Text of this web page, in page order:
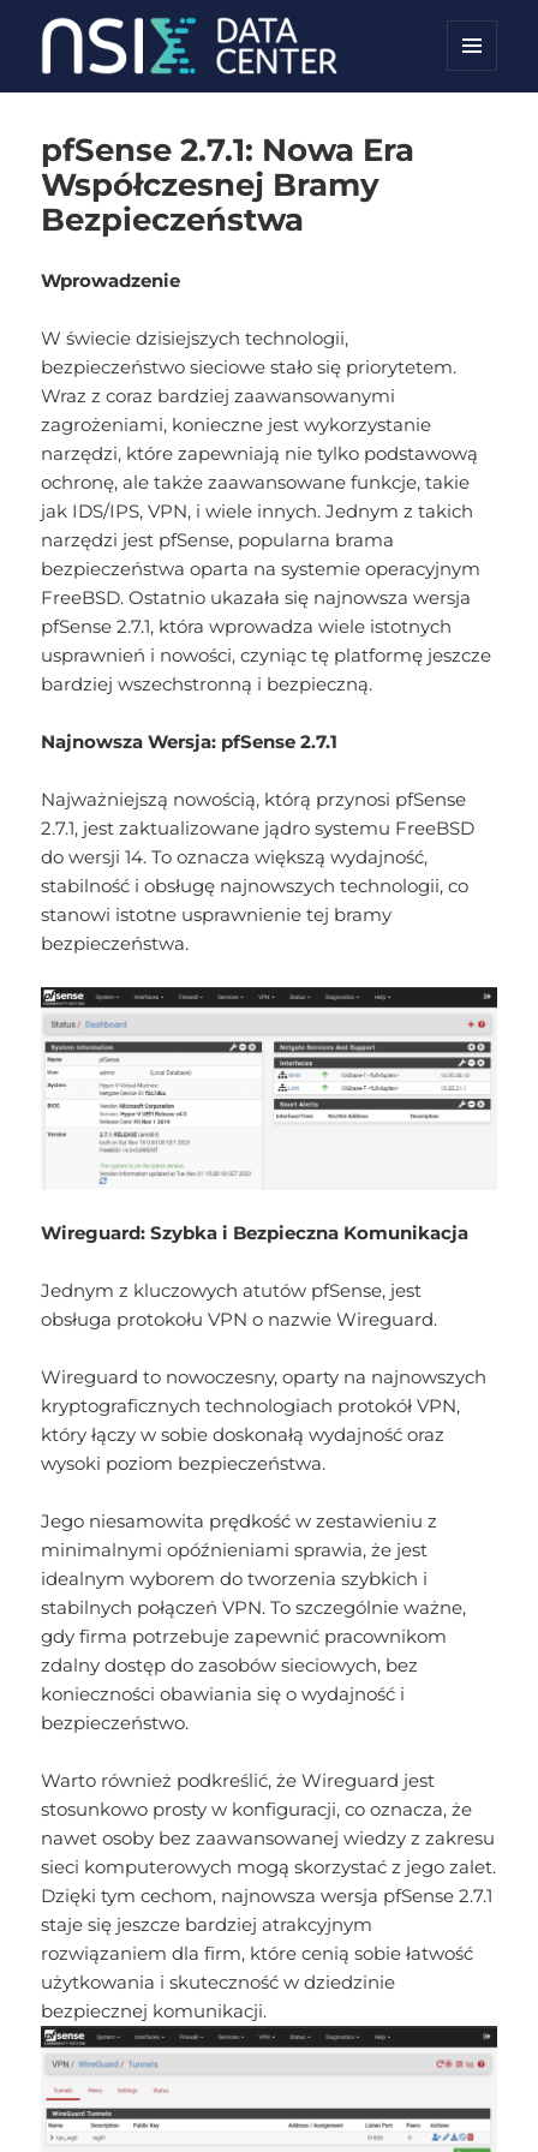
pfSense 2.7.1: Nowa Era
Współczesnej Bramy
Bezpieczeństwa
Wprowadzenie
W świecie dzisiejszych technologii,
bezpieczeństwo sieciowe stało się priorytetem.
Wraz z coraz bardziej zaawansowanymi
zagrożeniami, konieczne jest wykorzystanie
narzędzi, które zapewniają nie tylko podstawową
ochronę, ale także zaawansowane funkcje, takie
jak IDS/IPS, VPN, i wiele innych. Jednym z takich
narzędzi jest pfSense, popularna brama
bezpieczeństwa oparta na systemie operacyjnym
FreeBSD. Ostatnio ukazała się najnowsza wersja
pfSense 2.7.1, która wprowadza wiele istotnych
usprawnień i nowości, czyniąc tę platformę jeszcze
bardziej wszechstronną i bezpieczną.
Najnowsza Wersja: pfSense 2.7.1
Najważniejszą nowością, którą przynosi pfSense
2.7.1, jest zaktualizowane jądro systemu FreeBSD
do wersji 14. To oznacza większą wydajność,
stabilność i obsługę najnowszych technologii, co
stanowi istotne usprawnienie tej bramy
bezpieczeństwa.
Wireguard: Szybka i Bezpieczna Komunikacja
Jednym z kluczowych atutów pfSense, jest
obsługa protokołu VPN o nazwie Wireguard.
Wireguard to nowoczesny, oparty na najnowszych
kryptograficznych technologiach protokół VPN,
który łączy w sobie doskonałą wydajność oraz
wysoki poziom bezpieczeństwa.
Jego niesamowita prędkość w zestawieniu z
minimalnymi opóźnieniami sprawia, że jest
idealnym wyborem do tworzenia szybkich i
stabilnych połączeń VPN. To szczególnie ważne,
gdy firma potrzebuje zapewnić pracownikom
zdalny dostęp do zasobów sieciowych, bez
konieczności obawiania się o wydajność i
bezpieczeństwo.
Warto również podkreślić, że Wireguard jest
stosunkowo prosty w konfiguracji, co oznacza, że
nawet osoby bez zaawansowanej wiedzy z zakresu
sieci komputerowych mogą skorzystać z jego zalet.
Dzięki tym cechom, najnowsza wersja pfSense 2.7.1
staje się jeszcze bardziej atrakcyjnym
rozwiązaniem dla firm, które cenią sobie łatwość
użytkowania i skuteczność w dziedzinie
bezpiecznej komunikacji.